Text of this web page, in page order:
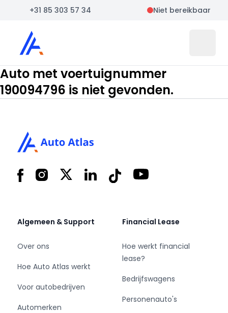
+31 85 303 57 34 Niet bereikbaar
Auto Atlas
Auto met voertuignummer
190094796 is niet gevonden.
FacebookInstagram
X LinkedInTiktok YouTube
Algemeen & Support
Over ons
Hoe Auto Atlas werkt
Voor autobedrijven
Automerken
Financial Lease
Hoe werkt financial
lease?
Bedrijfswagens
Personenauto's